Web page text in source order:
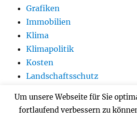
Grafiken
Immobilien
Klima
Klimapolitik
Kosten
Landschaftsschutz
Netzsicherheit
Um unsere Webseite für Sie
fortlaufend verbessern zu